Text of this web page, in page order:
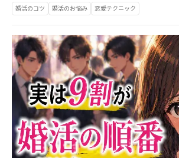
婚活のコツ 婚活のお悩み 恋愛テクニック